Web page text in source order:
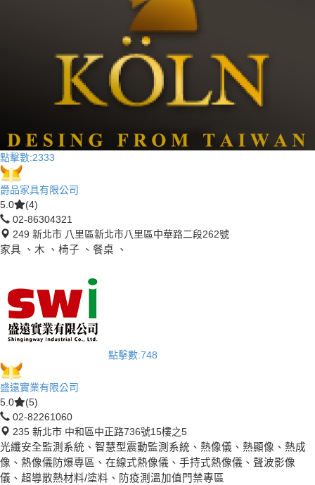
點擊數:2333
爵品家具有限公司
5.0
(4)
02-86304321
249 新北市 八里區新北市八里區中華路二段262號
家具 、木 、椅子 、餐桌 、
點擊數:748
盛遠實業有限公司
5.0
(5)
02-82261060
235 新北市 中和區中正路736號15樓之5
光纖安全監測系統、智慧型震動監測系統、熱像儀、熱顯像、熱成
像、熱像儀防爆專區、在線式熱像儀、手持式熱像儀、聲波影像
儀、超導散熱材料/塗料、防疫測溫加值門禁專區